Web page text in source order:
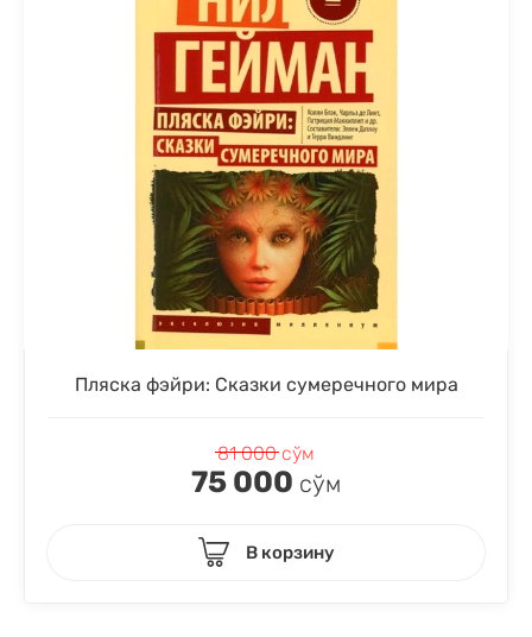
Пляска фэйри: Сказки сумеречного мира
81 000сўм
75 000 сўм
В корзину